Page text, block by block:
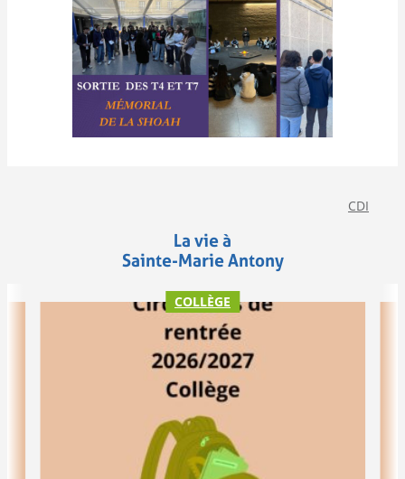
CDI
La vie à
Sainte-Marie Antony
COLLÈGE